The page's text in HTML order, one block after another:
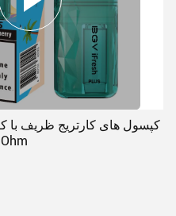
و دستگاه پر شده با مقاومت 0.8 Ohm